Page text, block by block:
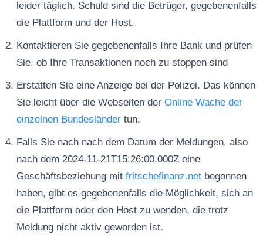
leider täglich. Schuld sind die Betrüger, gegebenenfalls
die Plattform und der Host.
Kontaktieren Sie gegebenenfalls Ihre Bank und prüfen
Sie, ob Ihre Transaktionen noch zu stoppen sind
Erstatten Sie eine Anzeige bei der Polizei. Das können
Sie leicht über die Webseiten der Online Wache der
einzelnen Bundesländertun.
Falls Sie nach nach dem Datum der Meldungen, also
nach dem 2024-11-21T15:26:00.000Z eine
Geschäftsbeziehung mit fritschefinanz.netbegonnen
haben, gibt es gegebenenfalls die Möglichkeit, sich an
die Plattform oder den Host zu wenden, die trotz
Meldung nicht aktiv geworden ist.